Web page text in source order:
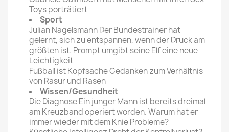
Toys porträtiert
Sport
Julian Nagelsmann Der Bundestrainer hat
gelernt, sich zu entspannen, wenn der Druck am
größten ist. Prompt umgibt seine Elf eine neue
Leichtigkeit
Fußball ist Kopfsache Gedanken zum Verhältnis
von Rasur und Rasen
Wissen/Gesundheit
Die Diagnose Ein junger Mann ist bereits dreimal
am Kreuzband operiert worden. Warum hat er
immer wieder mit dem Knie Probleme?